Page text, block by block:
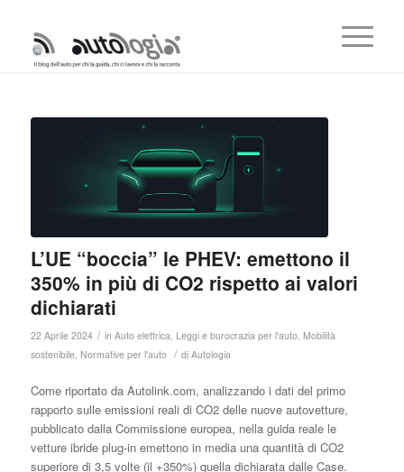
L’UE “boccia” le PHEV: emettono il
350% in più di CO2 rispetto ai valori
dichiarati
22 Aprile 2024 / in Auto elettrica Leggi e burocrazia per l'auto, Mobilità
sostenibile, Normative per l'auto / di Autologia
Come riportato da Autolink.com, analizzando i dati del primo
rapporto sulle emissioni reali di CO2 delle nuove autovetture,
pubblicato dalla Commissione europea, nella guida reale le
vetture ibride plug-in emettono in media una quantità di CO2
superiore di 3,5 volte (il +350%) quella dichiarata dalle Case.